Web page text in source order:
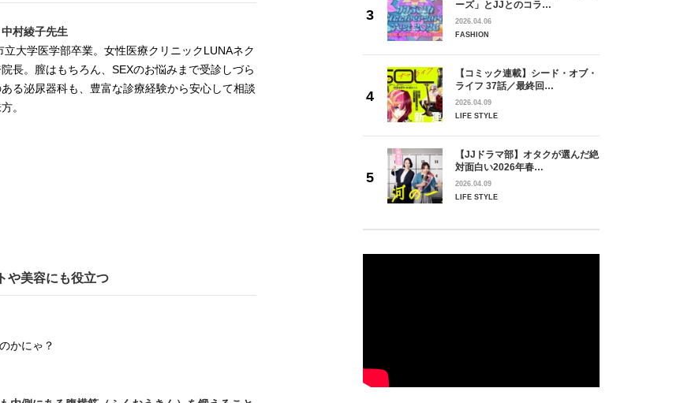
村綾子先生
立大学医学部卒業。女性医療クリニックLUNAネク
長。膣はもちろん、SEXのお悩みまで受診しづら
る泌尿器科も、豊富な診療経験から安心して相談
。
や美容にも役立つ
かにゃ？
ーズ」とJJとのコラ…
2026.04.06
FASHION
【コミック連載】シード・オブ・
ライフ 37話／最終回…
2026.04.09
LIFE STYLE
【JJドラマ部】オタクが選んだ絶
対面白い2026年春…
2026.04.09
LIFE STYLE